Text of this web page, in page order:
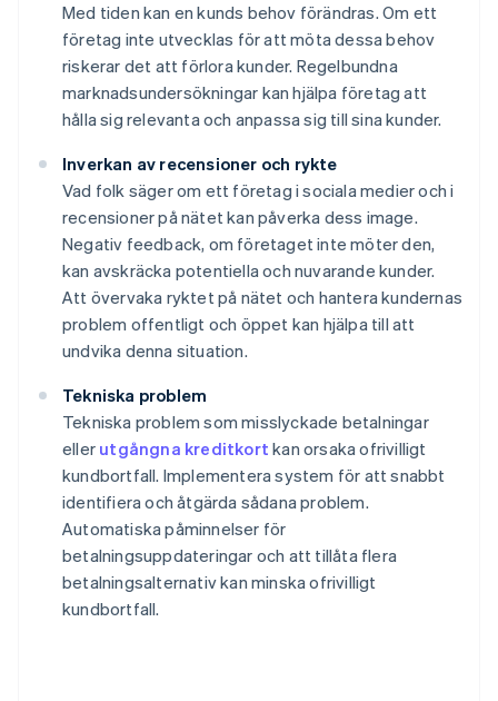
Med tiden kan en kunds behov förändras. Om ett
företag inte utvecklas för att möta dessa behov
riskerar det att förlora kunder. Regelbundna
marknadsundersökningar kan hjälpa företag att
hålla sig relevanta och anpassa sig till sina kunder.
Inverkan av recensioner och rykte
Vad folk säger om ett företag i sociala medier och i
recensioner på nätet kan påverka dess image.
Negativ feedback, om företaget inte möter den,
kan avskräcka potentiella och nuvarande kunder.
Att övervaka ryktet på nätet och hantera kundernas
problem offentligt och öppet kan hjälpa till att
undvika denna situation.
Tekniska problem
Tekniska problem som misslyckade betalningar
eller utgångna kreditkort kan orsaka ofrivilligt
kundbortfall. Implementera system för att snabbt
identifiera och åtgärda sådana problem.
Automatiska påminnelser för
betalningsuppdateringar och att tillåta flera
betalningsalternativ kan minska ofrivilligt
kundbortfall.